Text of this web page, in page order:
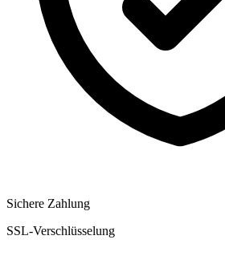
Sichere Zahlung
SSL-Verschlüsselung